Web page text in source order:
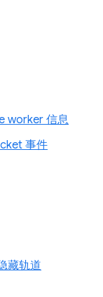
worker 信息
事件
藏轨道